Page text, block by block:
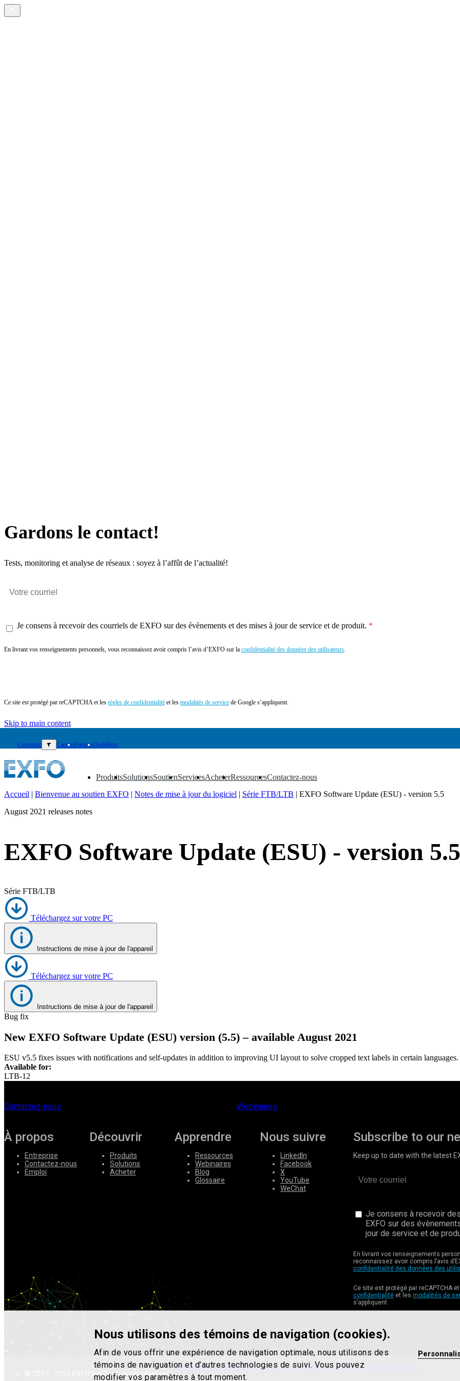
Nous utilisons des témoins de navigation (cookies).
Afin de vous offrir une expérience de navigation optimale, nous utilisons des
témoins de naviguation et d’autres technologies de suivi. Vous pouvez
modifier vos paramètres à tout moment.
Gardons le contact!
Tests, monitoring et analyse de réseaux : soyez à l’affût de l’actualité!
Je consens à recevoir des courriels de EXFO sur des évènements et des mises à jour de service et de produit.
En livrant vos renseignements personnels, vous reconnaissez avoir compris l’avis d’EXFO sur la confidentialité des données des utilisateurs.
Ce site est protégé par reCAPTCHA et les règles de confidentialité et les modalités de service de Google s’appliquent.
Skip to main content
Corporate ▼ CareersPartnersSuppliers
Produits
▼ Solutions
▼ Soutien
▼ Services
▼ Acheter
▼ Ressources
▼ Contactez-nous
▼
Soutien
Services
Contactez-
nous
Register Login
Corporate
Careers
Partners
Suppliers
Accueil | Bienvenue au soutien EXFO | Notes de mise à jour du logiciel | Série FTB/LTB | EXFO Software Update (ESU) - version 5.5
August 2021 releases notes
EXFO Software Update (ESU) - version 5.5
Série FTB/LTB
Téléchargez sur votre PC
Instructions de mise à jour de l'appareil
Téléchargez sur votre PC
Instructions de mise à jour de l'appareil
Bug fix
New EXFO Software Update (ESU) version (5.5) – available August 2021
ESU v5.5 fixes issues with notifications and self-updates in addition to improving UI layout to solve cropped text labels in certain languages.
Available for:
LTB-12
Contactez-nous Webinaires
À propos
Entreprise
Contactez-nous
Emploi
Découvrir
Produits
Solutions
Acheter
Apprendre
Ressources
Webinaires
Blog
Glossaire
Nous suivre
LinkedIn
Facebook
X
YouTube
WeChat
Subscribe to our
Keep up to date with the latest
Je consens à recevoir
EXFO sur des
jour de service et de
En livrant vos renseignements
reconnaissez avoir compris l’avis
confidentialité des données des
Ce site est protégé par reCAPTCHA
confidentialité et les modalités de
s’appliquent.
© 2017 - 2026 EXFO Inc. Tous droits réservés.
Conditions d'utilisationDéclaration de confidentialitéPolitique sur les témoins